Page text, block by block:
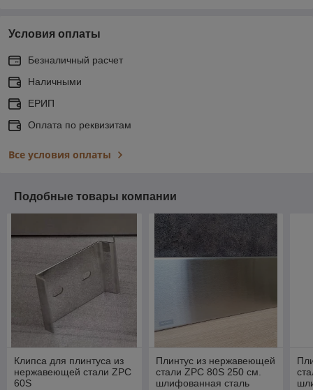
Условия оплаты
Безналичный расчет
Наличными
ЕРИП
Оплата по реквизитам
Все условия оплаты
Подобные товары компании
Клипса для плинтуса из
нержавеющей стали ZPC
60S
Плинтус из нержавеющей
стали ZPC 80S 250 см.
шлифованная сталь